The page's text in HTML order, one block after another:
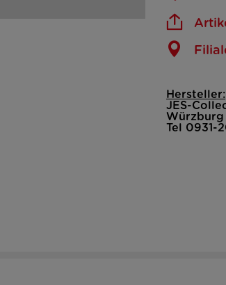
Hersteller:
JES-
Würzburg
Tel 0931-